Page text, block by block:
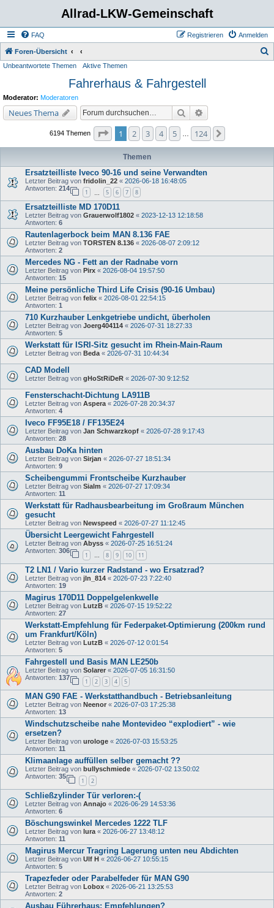
Allrad-LKW-Gemeinschaft
FAQ Anmelden
Registrieren
Foren-Übersicht
Unbeantwortete Themen Aktive Themen
Fahrerhaus & Fahrgestell
Moderator: Moderatoren
Neues Thema Suche
6194 Themen Seite von 124
1 2 3 4 5 124
Themen
Ersatzteilliste Iveco 90-16 und seine Verwandten
Letzter Beitrag von fridolin_22 « 2026-06-18 16:48:05
Antworten: 214
1 5 6 7 8
Ersatzteilliste MD 170D11
Letzter Beitrag von Grauerwolf1802 « 2023-12-13 12:18:58
Antworten: 6
Rautenlagerbock beim MAN 8.136 FAE
Letzter Beitrag von TORSTEN 8.136 « 2026-08-07 2:09:12
Antworten: 2
Mercedes NG - Fett an der Radnabe vorn
Letzter Beitrag von Pirx « 2026-08-04 19:57:50
Antworten: 15
Meine persönliche Third Life Crisis (90-16 Umbau)
Letzter Beitrag von felix « 2026-08-01 22:54:15
Antworten: 1
710 Kurzhauber Lenkgetriebe undicht, überholen
Letzter Beitrag von Joerg404114 « 2026-07-31 18:27:33
Antworten: 5
Werkstatt für ISRI-Sitz gesucht im Rhein-Main-Raum
Letzter Beitrag von Beda « 2026-07-31 10:44:34
CAD Modell
Letzter Beitrag von gHoStRiDeR « 2026-07-30 9:12:52
Fensterschacht-Dichtung LA911B
Letzter Beitrag von Aspera « 2026-07-28 20:34:37
Antworten: 4
Iveco FF95E18 / FF135E24
Letzter Beitrag von Jan Schwarzkopf « 2026-07-28 9:17:43
Antworten: 28
Ausbau DoKa hinten
Letzter Beitrag von Sirjan « 2026-07-27 18:51:34
Antworten: 9
Scheibengummi Frontscheibe Kurzhauber
Letzter Beitrag von Sialm « 2026-07-27 17:09:34
Antworten: 11
Werkstatt für Radhausbearbeitung im Großraum München
gesucht
Letzter Beitrag von Newspeed « 2026-07-27 11:12:45
Übersicht Leergewicht Fahrgestell
Letzter Beitrag von Abyss « 2026-07-25 16:51:24
Antworten: 306
1 … 8 9 10 11
T2 LN1 / Vario kurzer Radstand - wo Ersatzrad?
Letzter Beitrag von jln_814 « 2026-07-23 7:22:40
Antworten: 19
Magirus 170D11 Doppelgelenkwelle
Letzter Beitrag von LutzB « 2026-07-15 19:52:22
Antworten: 27
Werkstatt-Empfehlung für Federpaket-Optimierung (200km rund
um Frankfurt/Köln)
Letzter Beitrag von LutzB « 2026-07-12 0:01:54
Antworten: 5
Fahrgestell und Basis MAN LE250b
Letzter Beitrag von Solarer « 2026-07-05 16:31:50
Antworten: 137
1 2 3 4 5
MAN G90 FAE - Werkstatthandbuch - Betriebsanleitung
Letzter Beitrag von Neenor « 2026-07-03 17:25:38
Antworten: 13
Windschutzscheibe nahe Montevideo “explodiert” - wie
ersetzen?
Letzter Beitrag von urologe « 2026-07-03 15:53:25
Antworten: 11
Klimaanlage auffüllen selber gemacht ??
Letzter Beitrag von bullyschmiede « 2026-07-02 13:50:02
Antworten: 35
1 2
Schließzylinder Tür verloren:-(
Letzter Beitrag von Annajo « 2026-06-29 14:53:36
Antworten: 6
Böschungswinkel Mercedes 1222 TLF
Letzter Beitrag von lura « 2026-06-27 13:48:12
Antworten: 11
Magirus Mercur Tragring Lagerung unten neu Abdichten
Letzter Beitrag von Ulf H « 2026-06-27 10:55:15
Antworten: 5
Trapezfeder oder Parabelfeder für MAN G90
Letzter Beitrag von Lobox « 2026-06-21 13:25:53
Antworten: 2
Ausbau Führerhaus: Empfehlungen?